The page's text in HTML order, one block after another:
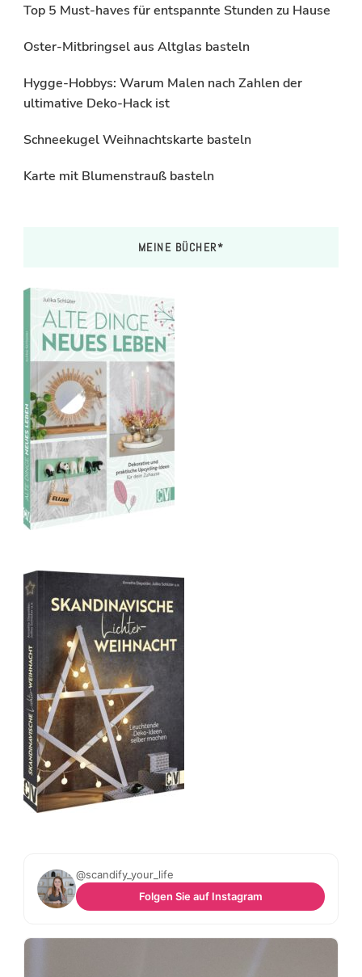
Top 5 Must-haves für entspannte Stunden zu Hause
Oster-Mitbringsel aus Altglas basteln
Hygge-Hobbys: Warum Malen nach Zahlen der
ultimative Deko-Hack ist
Schneekugel Weihnachtskarte basteln
Karte mit Blumenstrauß basteln
MEINE BÜCHER*
@scandify_your_life
Folgen Sie auf Instagram